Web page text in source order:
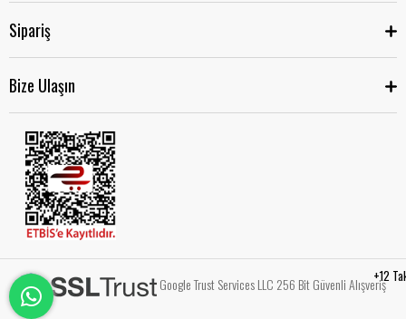
Sipariş
Bize Ulaşın
Google Trust Services LLC 256 Bit Güvenli Alışveriş
+12